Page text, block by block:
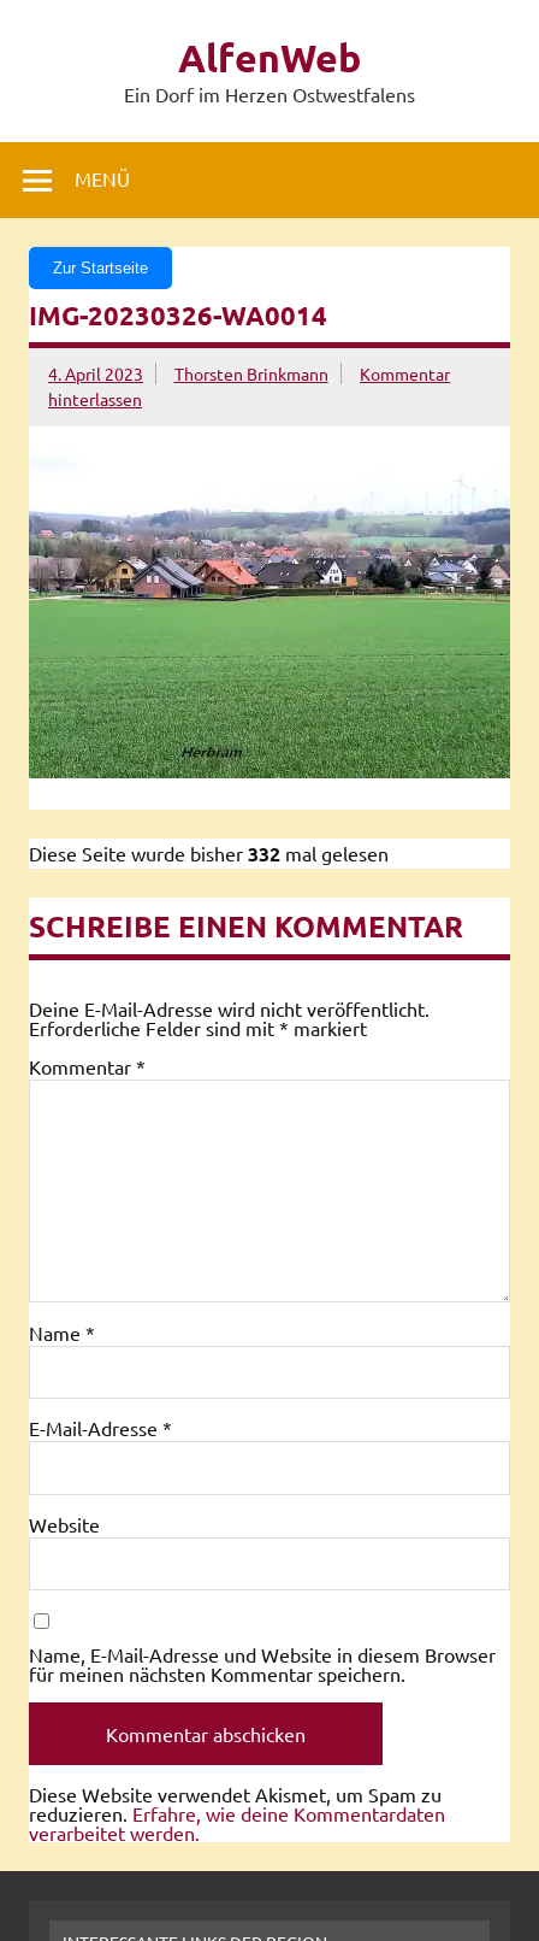
AlfenWeb
Ein Dorf im Herzen Ostwestfalens
MENÜ
Zur Startseite
IMG-20230326-WA0014
4. April 2023 Thorsten Brinkmann
Kommentar
hinterlassen
Diese Seite wurde bisher 332 mal gelesen
SCHREIBE EINEN KOMMENTAR
Deine E-Mail-Adresse wird nicht veröffentlicht.
Erforderliche Felder sind mit * markiert
Kommentar *
Name *
E-Mail-Adresse *
Website
Name, E-Mail-Adresse und Website in diesem Browser
für meinen nächsten Kommentar speichern.
Diese Website verwendet Akismet, um Spam zu
reduzieren. Erfahre, wie deine Kommentardaten
verarbeitet werden.